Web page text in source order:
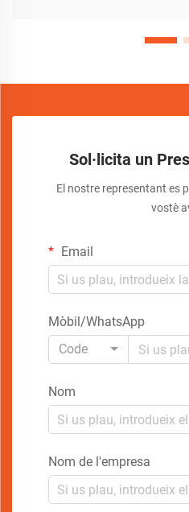
Sol·licita un
El nostre representant es
vostè
Email
Mòbil/WhatsApp
Code
Nom
Nom de l'empresa